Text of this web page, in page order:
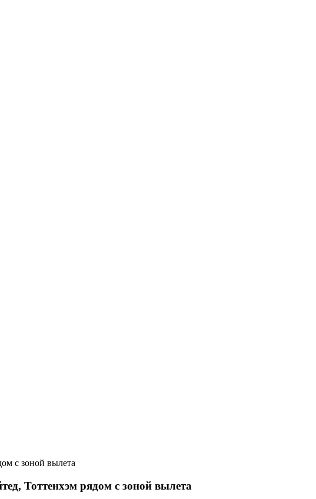
с зоной вылета
Тоттенхэм рядом с зоной вылета